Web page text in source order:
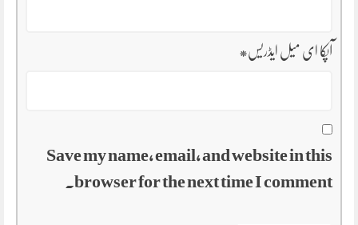
آپکا ای میل ایڈریس*
Save my name, email, and website in this
browser for the next time I comment.